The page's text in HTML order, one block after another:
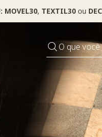
MOVEL30, TEXTIL30 ou
O que